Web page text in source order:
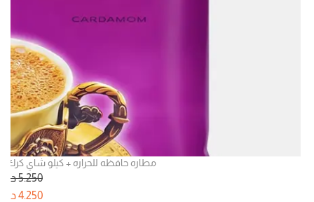
مطاره حافظه للحراره + كيلو شاي كرك
5.250
4.250